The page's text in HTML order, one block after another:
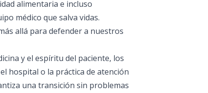
alimentaria e incluso
médico que salva vidas.
allá para defender a nuestros
y el espíritu del paciente, los
hospital o la práctica de atención
una transición sin problemas